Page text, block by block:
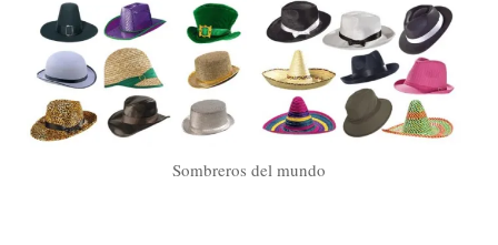
Sombreros del mundo